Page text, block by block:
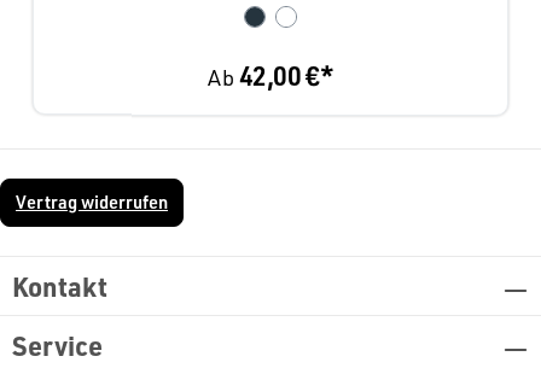
Ab 42,00 €*
Vertrag widerrufen
Kontakt
Service